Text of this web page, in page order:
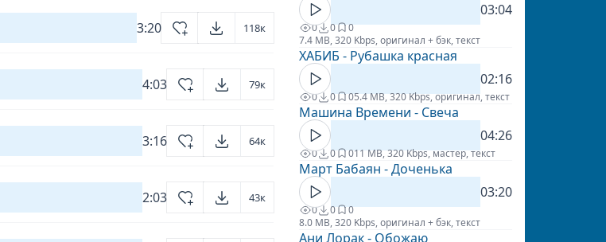
3:20
118к
4:03
79к
3:16
64к
2:03
43к
03:04
0 0
0
7.4 MB, 320 Kbps, оригинал + бэк, текст
ХАБИБ - Рубашка красная
02:16
0 0 05.4 MB, 320 Kbps, оригинал, текст
Машина Времени - Свеча
04:26
0 0 011 MB, 320 Kbps, мастер, текст
Март Бабаян - Доченька
03:20
0 0
0
8.0 MB, 320 Kbps, оригинал + бэк, текст
Ани Лорак - Обожаю